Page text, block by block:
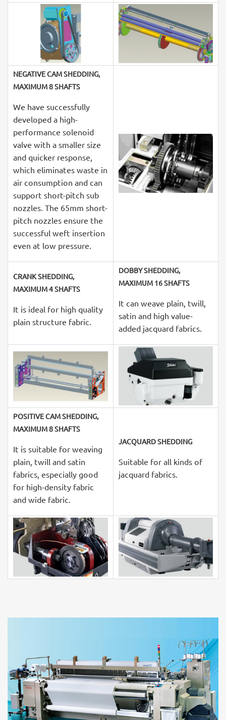
NEGATIVE CAM SHEDDING,
MAXIMUM 8 SHAFTS
We have successfully
developed a high-
performance solenoid
valve with a smaller size
and quicker response,
which eliminates waste in
air consumption and can
support short-pitch sub
nozzles. The 65mm short-
pitch nozzles ensure the
successful weft insertion
even at low pressure.
CRANK SHEDDING,
MAXIMUM 4 SHAFTS
It is ideal for high quality
plain structure fabric.
DOBBY SHEDDING,
MAXIMUM 16 SHAFTS
It can weave plain, twill,
satin and high value-
added jacquard fabrics.
POSITIVE CAM SHEDDING,
MAXIMUM 8 SHAFTS
It is suitable for weaving
plain, twill and satin
fabrics, especially good
for high-density fabric
and wide fabric.
JACQUARD SHEDDING
Suitable for all kinds of
jacquard fabrics.